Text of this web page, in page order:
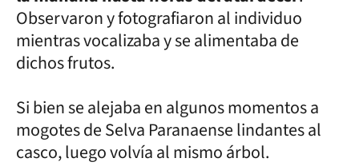
Observaron y fotografiaron al individuo
mientras vocalizaba y se alimentaba de
dichos frutos.
Si bien se alejaba en algunos momentos a
mogotes de Selva Paranaense lindantes al
casco, luego volvía al mismo árbol.